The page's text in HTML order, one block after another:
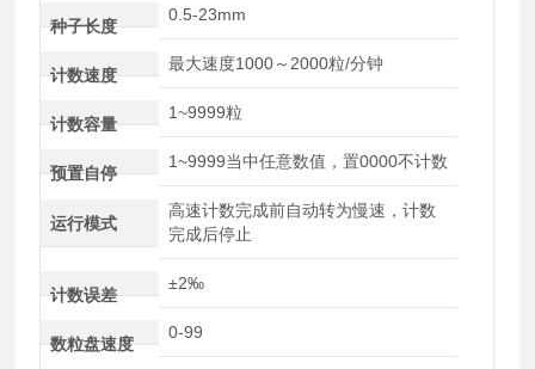
种子长度
0.5-23mm
计数速度
最大速度1000～2000粒/分钟
计数容量
1~9999粒
预置自停
1~9999当中任意数值，置0000不计数
运行模式
高速计数完成前自动转为慢速，计数
完成后停止
计数误差
±2‰
数粒盘速度
0-99